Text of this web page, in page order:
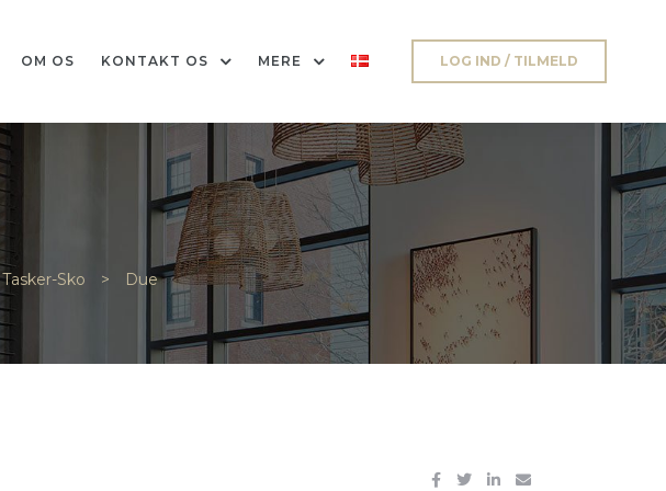
OM OS KONTAKT OS MERE LOG IND / TILMELD
Tasker-Sko > Due